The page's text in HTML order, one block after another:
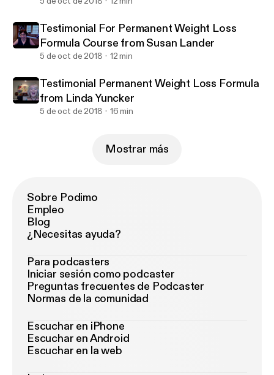
Testimonial For Permanent Weight Loss
Formula Course from Susan Lander
5 de oct de 2018 12 min
Testimonial Permanent Weight Loss Formula
from Linda Yuncker
5 de oct de 2018 16 min
Mostrar más
Sobre Podimo
Empleo
Blog
¿Necesitas ayuda?
Para podcasters
Iniciar sesión como podcaster
Preguntas frecuentes de Podcaster
Normas de la comunidad
Escuchar en iPhone
Escuchar en Android
Escuchar en la web